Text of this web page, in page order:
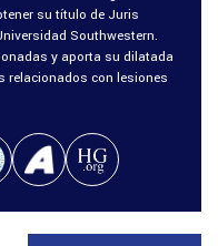
su título de Juris
Southwestern.
y aporta su dilatada
relacionados con lesiones